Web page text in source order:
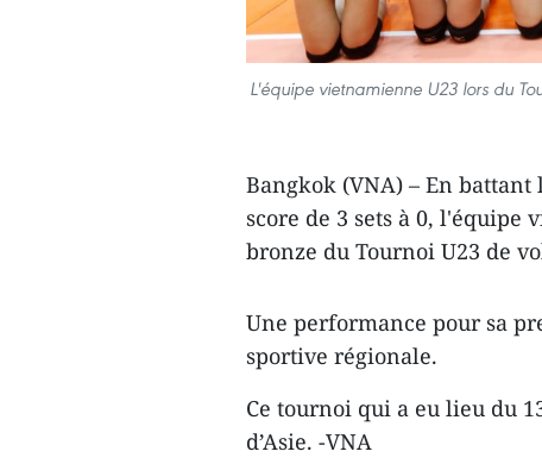
L'équipe vietnamienne U23 lors du
Bangkok (VNA) – En
score de 3 sets à 0,
bronze du Tournoi U23 de
Une performance pour sa
sportive régionale.
Ce tournoi qui a eu lieu du
d’Asie. -VNA